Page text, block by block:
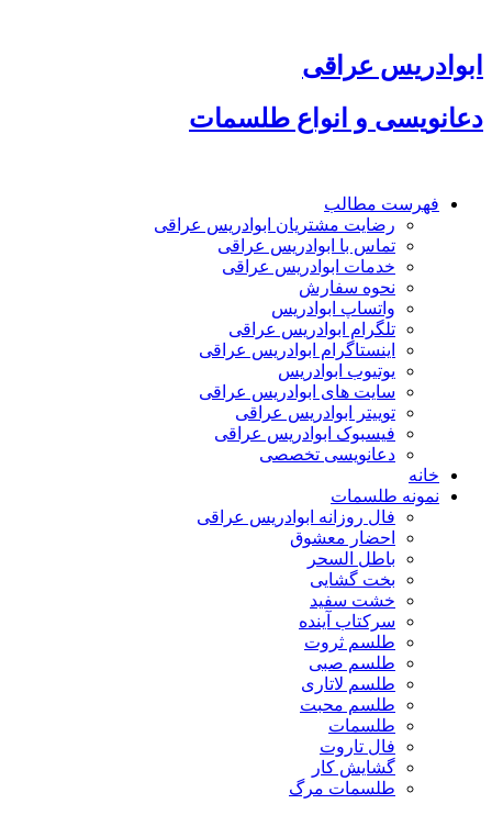
محتوا
ابوادریس عراقی
دعانویسی و انواع طلسمات
فهرست مطالب
رضایت مشتریان ابوادریس عراقی
تماس با ابوادریس عراقی
خدمات ابوادریس عراقی
نحوه سفارش
واتساپ ابوادریس
تلگرام ابوادریس عراقی
اینستاگرام ابوادریس عراقی
یوتیوب ابوادریس
سایت های ابوادریس عراقی
توییتر ابوادریس عراقی
فیسبوک ابوادریس عراقی
دعانویسی تخصصی
خانه
نمونه طلسمات
فال روزانه ابوادریس عراقی
احضار معشوق
باطل السحر
بخت گشایی
خشت سفید
سرکتاب آینده
طلسم ثروت
طلسم صبی
طلسم لاتاری
طلسم محبت
طلسمات
فال تاروت
گشایش کار
طلسمات مرگ